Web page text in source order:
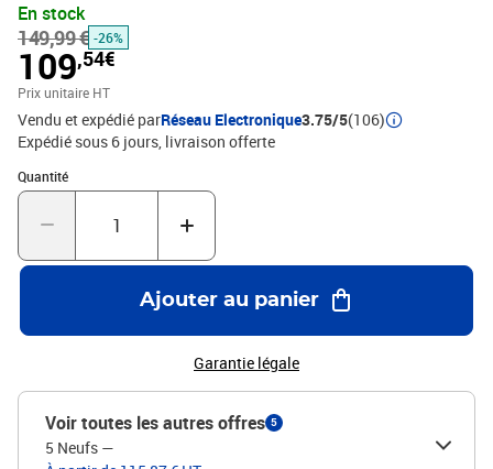
En stock
149,99 € -26%
109,54€
Prix unitaire HT
Vendu et expédié parRéseau Electronique3.75/5(106)
Expédié sous 6 jours livraison offerte
Quantité
Quantité : 1
Ajouter au panier
Garantie légale
Voir toutes les autres offres 5
5 Neufs —